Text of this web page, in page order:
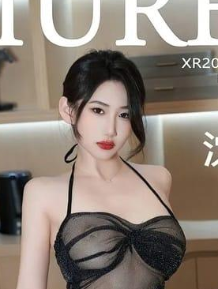
[微密圈]小萌子 –黑色蕾丝[59P-33M]